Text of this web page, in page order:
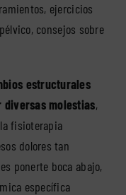
ejercicios
consejos sobre
estructurales
diversas molestias,
fisioterapia
dolores tan
ponerte boca abajo,
específica